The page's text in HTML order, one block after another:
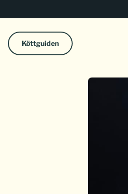
Köttguiden